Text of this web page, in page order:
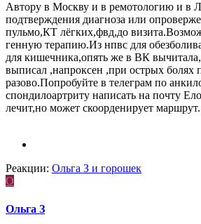
Автору в Москву и в ремотологию и в
подтверждения диагноза или
пульмо,КТ лёгких,фвд,до
генную терапию.Из нпвс для
для кишечника,опять же в ВК
выписал ,напроксен ,при острых болях
разово.Попробуйте в телеграм по
спондилоартриту написать на почту
лечит,но может скоорденирует маршрут.
Реакции: Ольга З и горошек
О
Ольга З